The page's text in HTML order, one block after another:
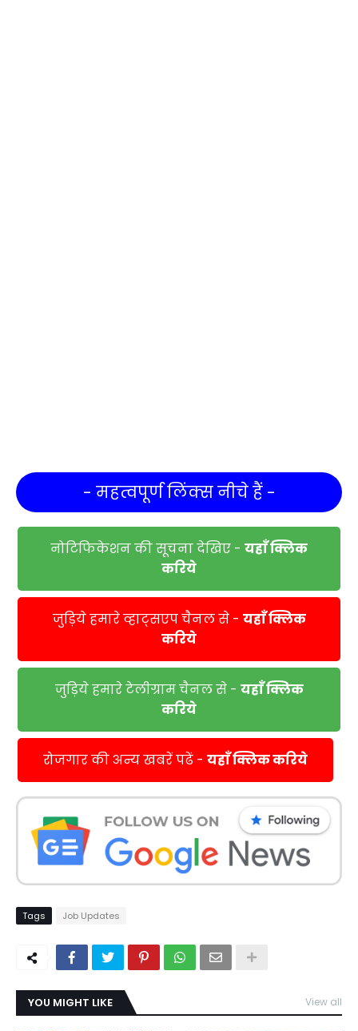
- महत्वपूर्ण लिंक्स नीचे हैं -
नोटिफिकेशन की सूचना देखिए - यहाँ क्लिक
करिये
जुड़िये हमारे व्हाट्सएप चैनल से - यहाँ क्लिक
करिये
जुड़िये हमारे टेलीग्राम चैनल से - यहाँ क्लिक
करिये
रोजगार की अन्य खबरें पढें - यहाँ क्लिक करिये
Tags Job Updates
YOU MIGHT LIKE View all